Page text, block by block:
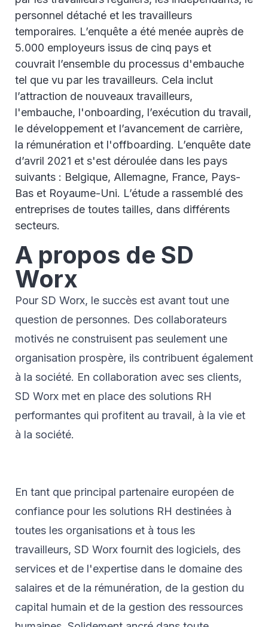
personnel détaché et les travailleurs
temporaires. L’enquête a été menée auprès de
5.000 employeurs issus de cinq pays et
couvrait l’ensemble du processus d'embauche
tel que vu par les travailleurs. Cela inclut
l’attraction de nouveaux travailleurs,
l'embauche, l'onboarding, l’exécution du travail,
le développement et l’avancement de carrière,
la rémunération et l'offboarding. L’enquête date
d’avril 2021 et s'est déroulée dans les pays
suivants : Belgique, Allemagne, France, Pays-
Bas et Royaume-Uni. L’étude a rassemblé des
entreprises de toutes tailles, dans différents
secteurs.
A propos de SD
Worx
Pour SD Worx, le succès est avant tout une
question de personnes. Des collaborateurs
motivés ne construisent pas seulement une
organisation prospère, ils contribuent également
à la société. En collaboration avec ses clients,
SD Worx met en place des solutions RH
performantes qui profitent au travail, à la vie et
à la société.
En tant que principal partenaire européen de
confiance pour les solutions RH destinées à
toutes les organisations et à tous les
travailleurs, SD Worx fournit des logiciels, des
services et de l'expertise dans le domaine des
salaires et de la rémunération, de la gestion du
capital humain et de la gestion des ressources